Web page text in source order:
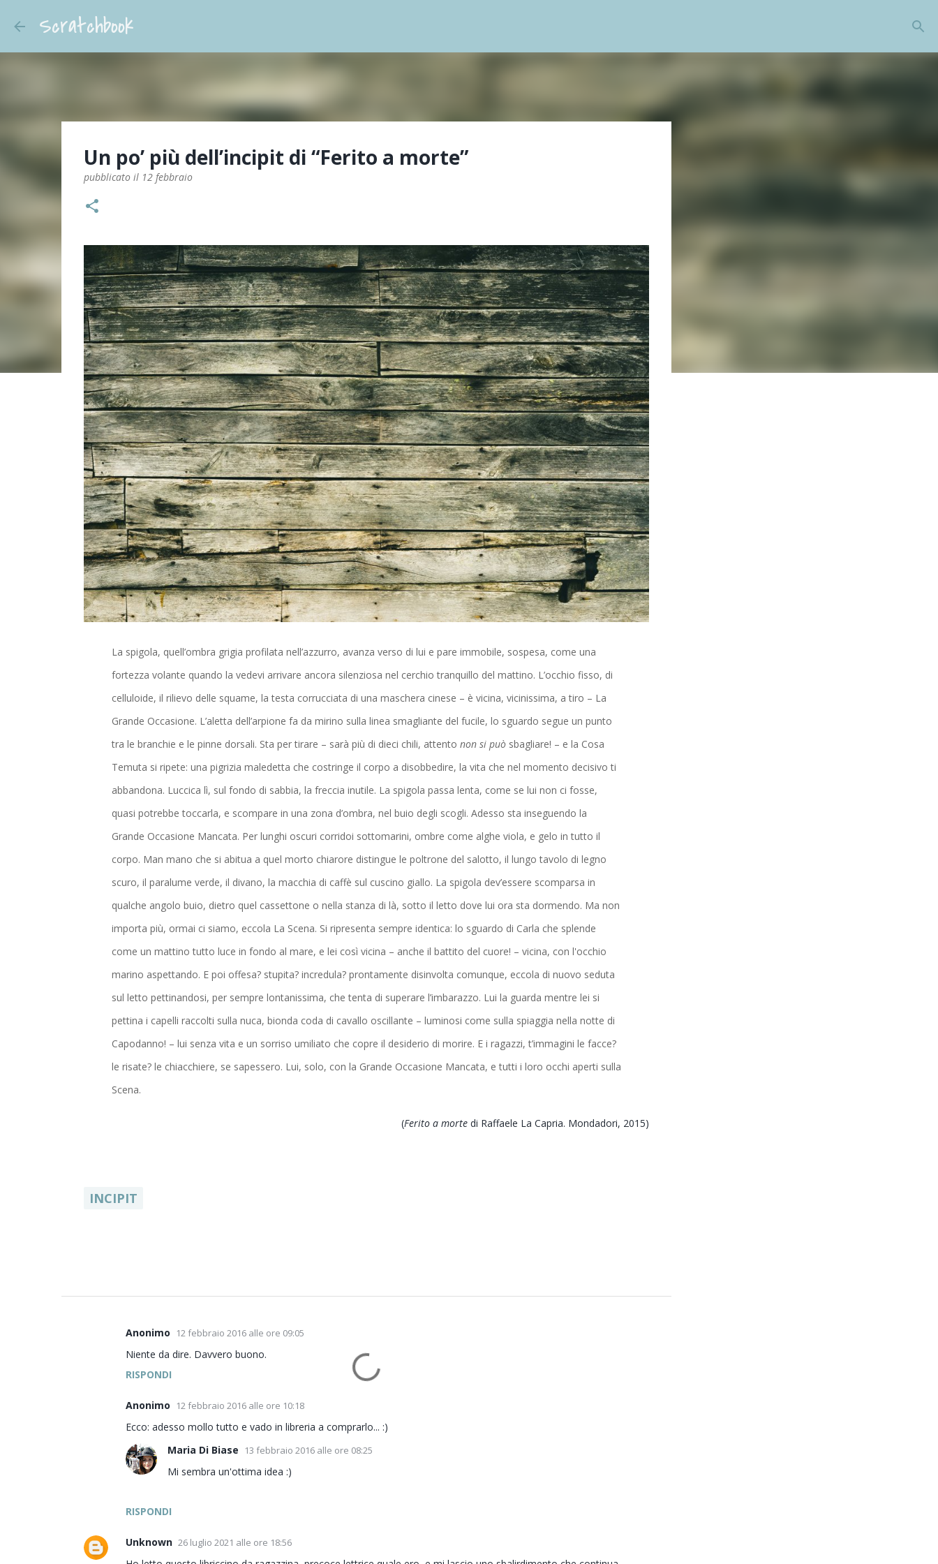
Scratchbook
Un po’ più dell’incipit di “Ferito a morte”
pubblicato il 12 febbraio
La spigola, quell’ombra grigia profilata nell’azzurro, avanza verso di lui e pare immobile, sospesa, come una
fortezza volante quando la vedevi arrivare ancora silenziosa nel cerchio tranquillo del mattino. L’occhio fisso, di
celluloide, il rilievo delle squame, la testa corrucciata di una maschera cinese – è vicina, vicinissima, a tiro – La
Grande Occasione. L’aletta dell’arpione fa da mirino sulla linea smagliante del fucile, lo sguardo segue un punto
tra le branchie e le pinne dorsali. Sta per tirare – sarà più di dieci chili, attento non si puòsbagliare! – e la Cosa
Temuta si ripete: una pigrizia maledetta che costringe il corpo a disobbedire, la vita che nel momento decisivo ti
abbandona. Luccica lì, sul fondo di sabbia, la freccia inutile. La spigola passa lenta, come se lui non ci fosse,
quasi potrebbe toccarla, e scompare in una zona d’ombra, nel buio degli scogli. Adesso sta inseguendo la
Grande Occasione Mancata. Per lunghi oscuri corridoi sottomarini, ombre come alghe viola, e gelo in tutto il
corpo. Man mano che si abitua a quel morto chiarore distingue le poltrone del salotto, il lungo tavolo di legno
scuro, il paralume verde, il divano, la macchia di caffè sul cuscino giallo. La spigola dev’essere scomparsa in
qualche angolo buio, dietro quel cassettone o nella stanza di là, sotto il letto dove lui ora sta dormendo. Ma non
importa più, ormai ci siamo, eccola La Scena. Si ripresenta sempre identica: lo sguardo di Carla che splende
come un mattino tutto luce in fondo al mare, e lei così vicina – anche il battito del cuore! – vicina, con l'occhio
marino aspettando. E poi offesa? stupita? incredula? prontamente disinvolta comunque, eccola di nuovo seduta
sul letto pettinandosi, per sempre lontanissima, che tenta di superare l’imbarazzo. Lui la guarda mentre lei si
pettina i capelli raccolti sulla nuca, bionda coda di cavallo oscillante – luminosi come sulla spiaggia nella notte di
Capodanno! – lui senza vita e un sorriso umiliato che copre il desiderio di morire. E i ragazzi, t’immagini le facce?
le risate? le chiacchiere, se sapessero. Lui, solo, con la Grande Occasione Mancata, e tutti i loro occhi aperti sulla
Scena.
(Ferito a mortedi Raffaele La Capria. Mondadori, 2015)
INCIPIT
Anonimo 12 febbraio 2016 alle ore 09:05
Niente da dire. Davvero buono.
RISPONDI
Anonimo 12 febbraio 2016 alle ore 10:18
Ecco: adesso mollo tutto e vado in libreria a comprarlo... :)
RISPONDI
Maria Di Biase 13 febbraio 2016 alle ore 08:25
Mi sembra un'ottima idea :)
Unknown 26 luglio 2021 alle ore 18:56